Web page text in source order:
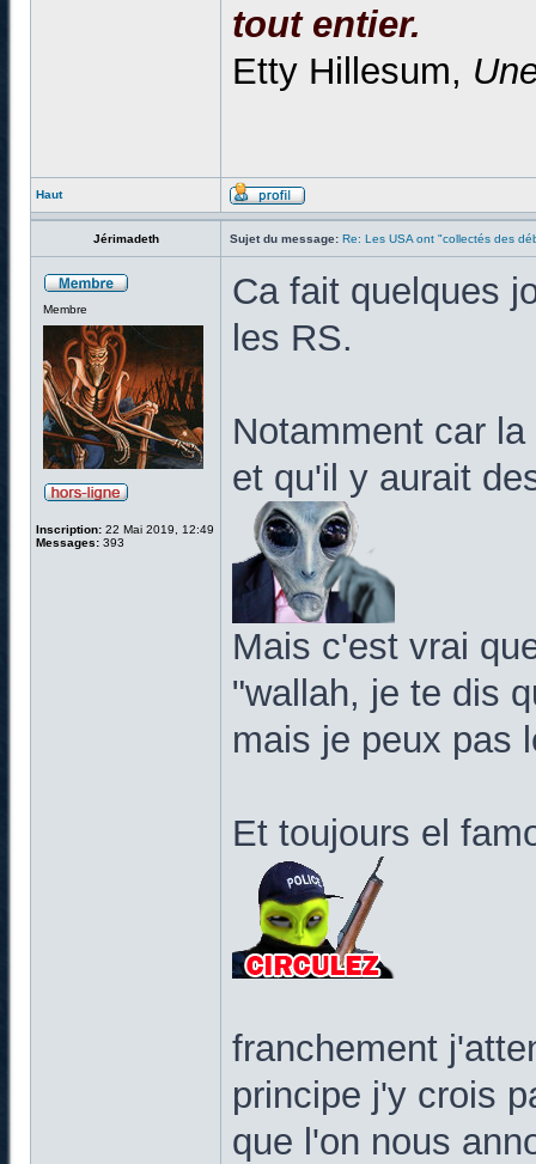
tout entier.
Etty Hillesum,
Haut
Jérimadeth Sujet du message: Re: Les USA ont "collectés des
Membre
Inscription: 22 Mai 2019, 12:49
Messages: 393
Ca fait quelques
les RS.
Notamment car
et qu'il y aurait
Mais c'est vrai
"wallah, je te dis
mais je peux pas
Et toujours el
franchement
principe j'y crois
que l'on nous